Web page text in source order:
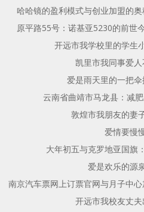
哈哈镜的盈利模式与创业加盟的
原平路55号：诺基亚5230的前世
开远市我学校里的学生
凯里市我同事爱
爱是雨天里的一把
云南省曲靖市马龙县：减
敦煌市我朋友的妻
爱情要慢
大年初五与克罗地亚国旗
爱是欢乐的源
南京汽车票网上订票官网与月子中
开远市我校友丈